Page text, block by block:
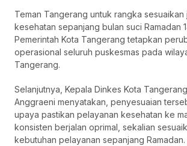
Teman Tangerang untuk rangka sesuaikan
kesehatan sepanjang bulan suci Ramadan
Pemerintah Kota Tangerang tetapkan
operasional seluruh puskesmas pada
Tangerang.
Selanjutnya, Kepala Dinkes Kota
Anggraeni menyatakan, penyesuaian
upaya pastikan pelayanan kesehatan ke
konsisten berjalan oprimal, sekalian
kebutuhan pelayanan sepanjang Ramadan.